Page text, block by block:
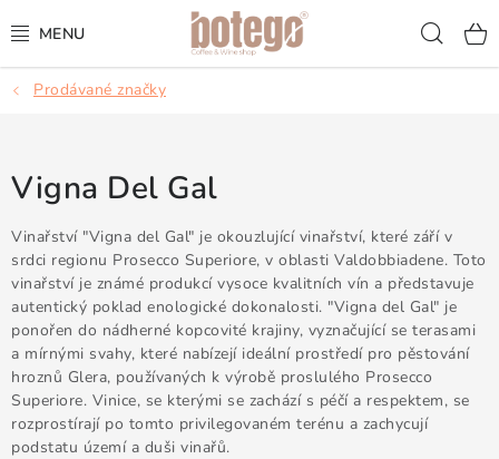
na
KÁVA
VÍNA
ŠUMIVÁ VÍNA
KOKTEJLY & APERITIVY
ČAJ & ČOKOLÁDA
PŘÍSLUŠENSTVÍ
Prodávané značky
Vigna Del Gal
Vinařství "Vigna del Gal" je okouzlující vinařství, které září v
srdci regionu Prosecco Superiore, v oblasti Valdobbiadene. Toto
vinařství je známé produkcí vysoce kvalitních vín a představuje
autentický poklad enologické dokonalosti. "Vigna del Gal" je
ponořen do nádherné kopcovité krajiny, vyznačující se terasami
a mírnými svahy, které nabízejí ideální prostředí pro pěstování
hroznů Glera, používaných k výrobě proslulého Prosecco
Superiore. Vinice, se kterými se zachází s péčí a respektem, se
rozprostírají po tomto privilegovaném terénu a zachycují
podstatu území a duši vinařů.